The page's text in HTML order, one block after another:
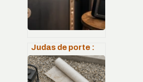
Judas de porte :
choisir entre
modèle optique et